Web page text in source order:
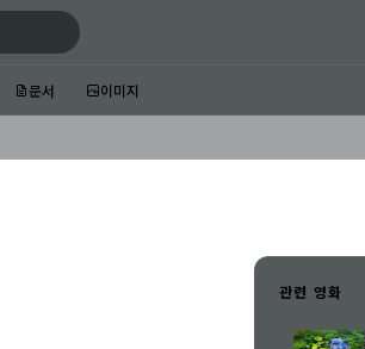
문서 이미지
관련 영화